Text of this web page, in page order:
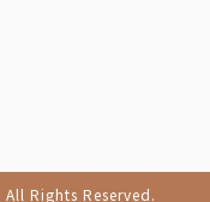
Rights Reserved.